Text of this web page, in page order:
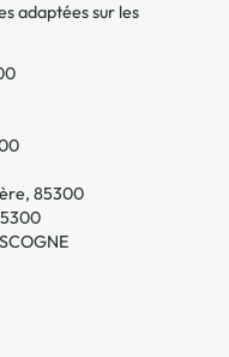
adaptées sur les
85300